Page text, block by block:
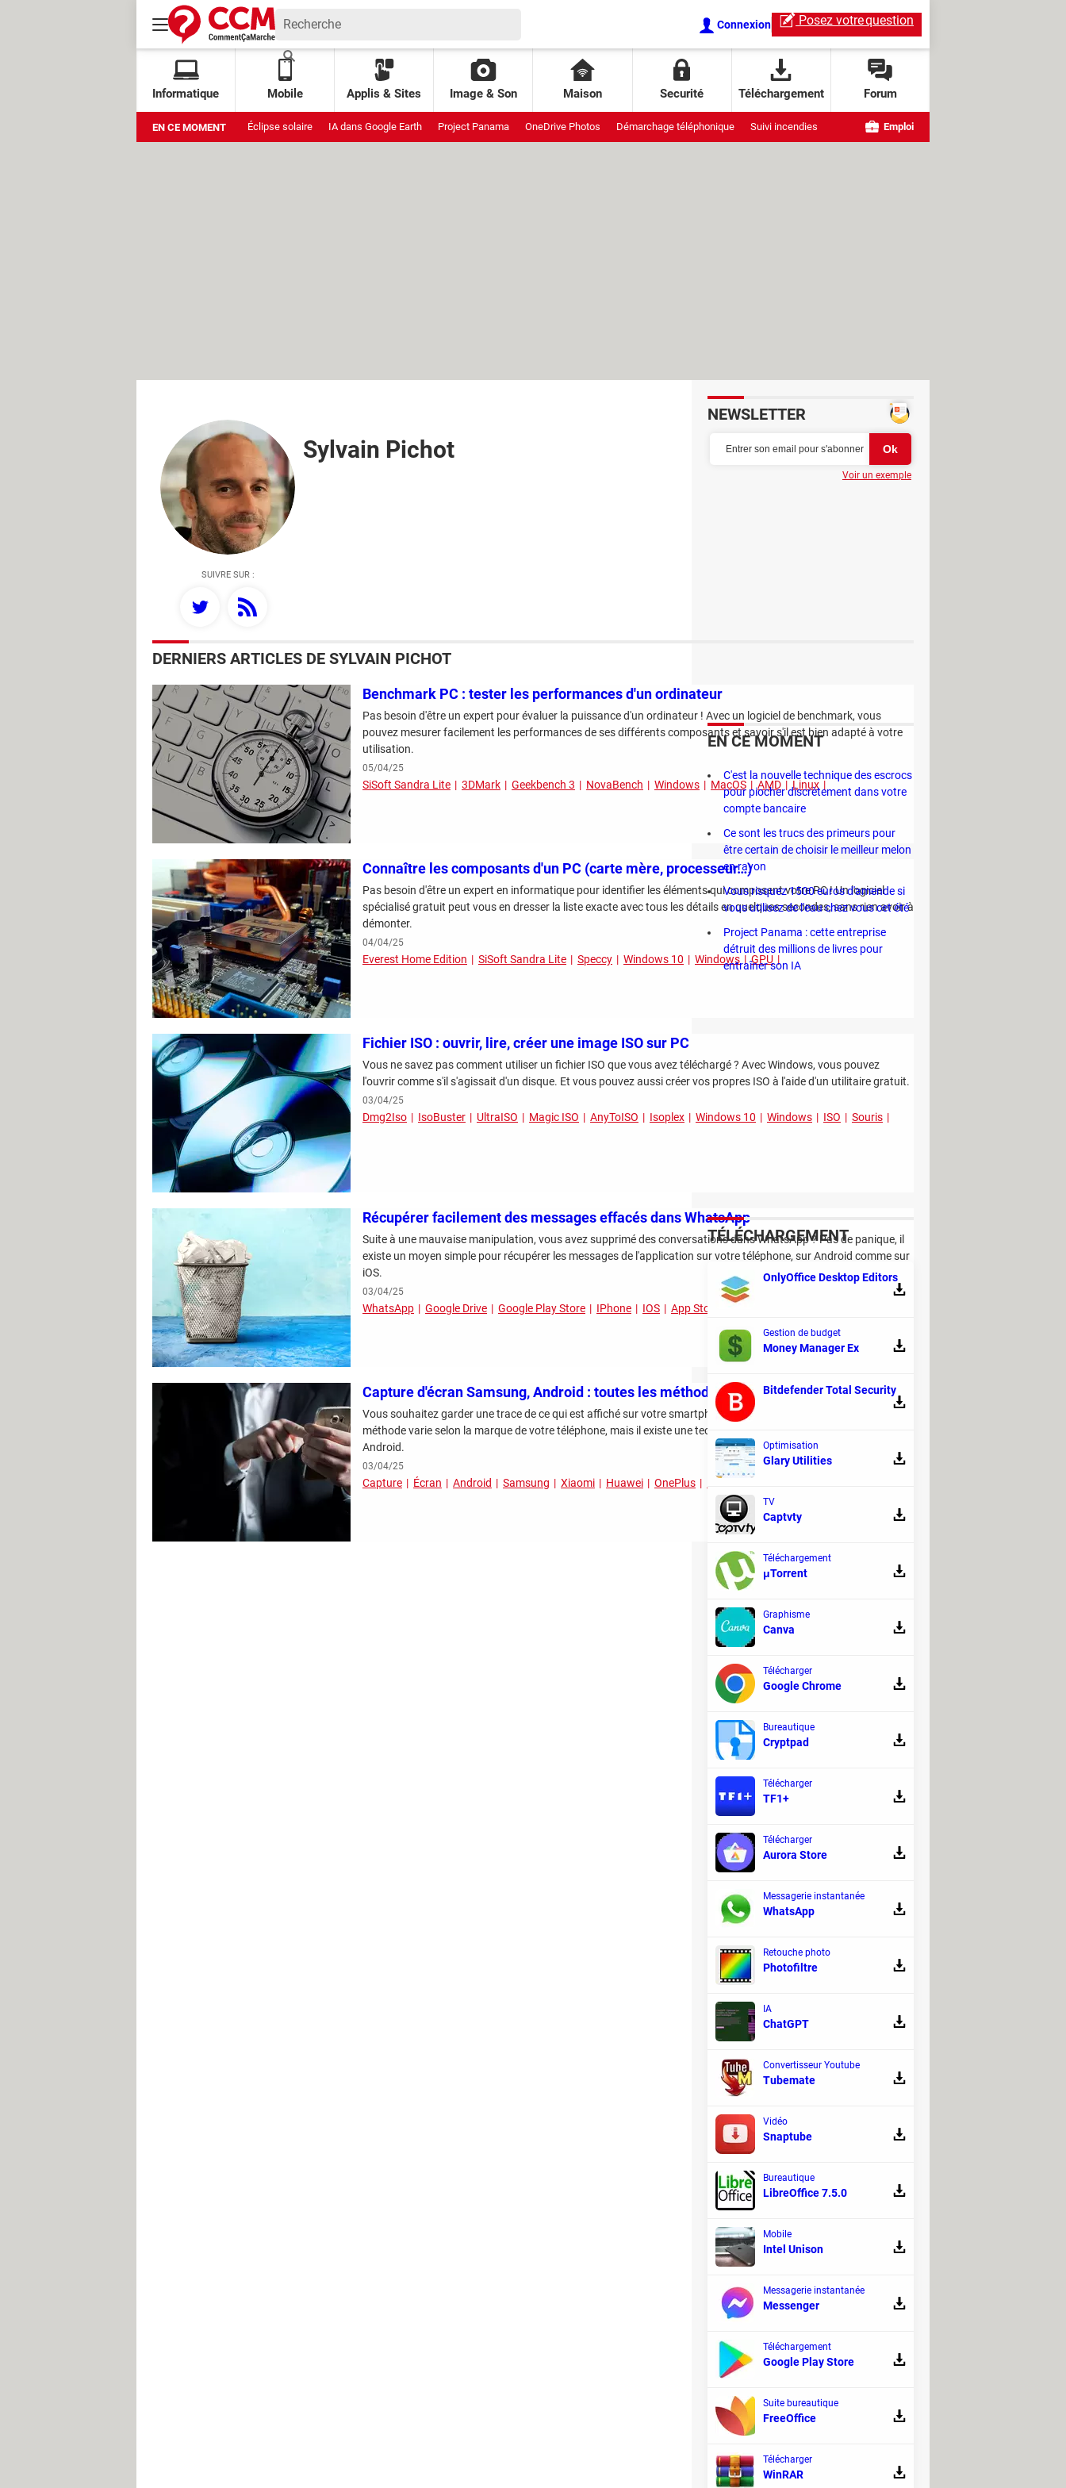
Connexion Posez votrequestion
Informatique Mobile Applis & Sites Image & Son Maison Securité Téléchargement Forum
EN CE MOMENT Éclipse solaire IA dans Google Earth Project Panama OneDrive Photos Démarchage téléphonique Suivi incendies Emploi
Sylvain Pichot
SUIVRE SUR :
DERNIERS ARTICLES DE SYLVAIN PICHOT
Benchmark PC : tester les performances d'un ordinateur
Pas besoin d'être un expert pour évaluer la puissance d'un ordinateur ! Avec un logiciel de benchmark, vous
pouvez mesurer facilement les performances de ses différents composants et savoir s'il est bien adapté à votre
utilisation.
05/04/25
SiSoft Sandra Lite 3DMark Geekbench 3 NovaBench Windows MacOS AMD Linux
Connaître les composants d'un PC (carte mère, processeur…)
Pas besoin d'être un expert en informatique pour identifier les éléments qui composent votre PC ! Un logiciel
spécialisé gratuit peut vous en dresser la liste exacte avec tous les détails en quelques secondes, sans rien avoir à
démonter.
04/04/25
Everest Home Edition SiSoft Sandra Lite Speccy Windows 10 Windows GPU
Fichier ISO : ouvrir, lire, créer une image ISO sur PC
Vous ne savez pas comment utiliser un fichier ISO que vous avez téléchargé ? Avec Windows, vous pouvez
l'ouvrir comme s'il s'agissait d'un disque. Et vous pouvez aussi créer vos propres ISO à l'aide d'un utilitaire gratuit.
03/04/25
Dmg2Iso IsoBuster UltraISO Magic ISO AnyToISO Isoplex Windows 10 Windows ISO Souris
Récupérer facilement des messages effacés dans WhatsApp
Suite à une mauvaise manipulation, vous avez supprimé des conversations dans WhatsApp ? Pas de panique, il
existe un moyen simple pour récupérer les messages de l'application sur votre téléphone, sur Android comme sur
iOS.
03/04/25
WhatsApp Google Drive Google Play Store IPhone IOS App Store
Capture d'écran Samsung, Android : toutes les méthodes
Vous souhaitez garder une trace de ce qui est affiché sur votre smartphone ? Faites une capture d'écran ! La
méthode varie selon la marque de votre téléphone, mais il existe une technique universelle pour les modèles
Android.
03/04/25
Capture Écran Android Samsung Xiaomi Huawei OnePlus Realme
NEWSLETTER
Voir un exemple
EN CE MOMENT
C'est la nouvelle technique des escrocs
pour piocher discrètement dans votre
compte bancaire
Ce sont les trucs des primeurs pour
être certain de choisir le meilleur melon
en rayon
Vous risquez 1500 euros d'amende si
vous utilisez de l'eau chez vous cet été
Project Panama : cette entreprise
détruit des millions de livres pour
entraîner son IA
TÉLÉCHARGEMENT
OnlyOffice Desktop Editors
Gestion de budget
Money Manager Ex
Bitdefender Total Security
Optimisation
Glary Utilities
TV
Captvty
Téléchargement
μTorrent
Graphisme
Canva
Télécharger
Google Chrome
Bureautique
Cryptpad
Télécharger
TF1+
Télécharger
Aurora Store
Messagerie instantanée
WhatsApp
Retouche photo
Photofiltre
IA
ChatGPT
Convertisseur Youtube
Tubemate
Vidéo
Snaptube
Bureautique
LibreOffice 7.5.0
Mobile
Intel Unison
Messagerie instantanée
Messenger
Téléchargement
Google Play Store
Suite bureautique
FreeOffice
Télécharger
WinRAR